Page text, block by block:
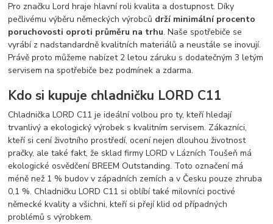
Pro značku Lord hraje hlavní roli kvalita a dostupnost. Díky
pečlivému výběru německých výrobců drží minimální procento
poruchovosti oproti průměru na trhu. Naše spotřebiče se
vyrábí z nadstandardně kvalitních materiálů a neustále se inovují.
Právě proto můžeme nabízet 2 letou záruku s dodatečným 3 letým
servisem na spotřebiče bez podmínek a zdarma.
Kdo si kupuje chladničku LORD C11
Chladnička LORD C11 je ideální volbou pro ty, kteří hledají
trvanlivý a ekologický výrobek s kvalitním servisem. Zákazníci,
kteří si cení životního prostředí, ocení nejen dlouhou životnost
pračky, ale také fakt, že sklad firmy LORD v Lázních Toušeň má
ekologické osvědčení BREEM Outstanding. Toto označení má
méně než 1 % budov v západních zemích a v Česku pouze zhruba
0,1 %. Chladničku LORD C11 si oblíbí také milovníci poctivé
německé kvality a všichni, kteří si přejí klid od případných
problémů s výrobkem.